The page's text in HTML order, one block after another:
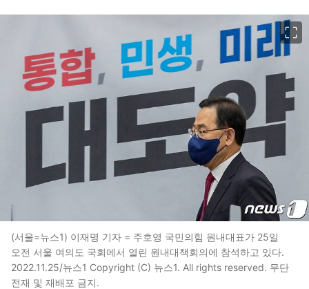
(서울=뉴스1) 이재명 기자 = 주호영 국민의힘 원내대표가 25일
오전 서울 여의도 국회에서 열린 원내대책회의에 참석하고 있다.
2022.11.25/뉴스1 Copyright (C) 뉴스1. All rights reserved. 무단
전재 및 재배포 금지.